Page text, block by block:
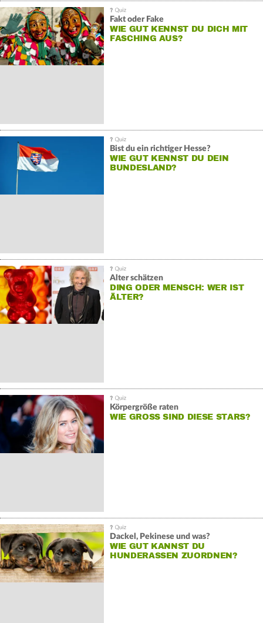
Fakt oder Fake
WIE GUT KENNST DU DICH MIT
FASCHING AUS?
Bist du ein richtiger Hesse?
WIE GUT KENNST DU DEIN
BUNDESLAND?
Alter schätzen
DING ODER MENSCH: WER IST
ÄLTER?
Körpergröße raten
WIE GROSS SIND DIESE STARS?
Dackel, Pekinese und was?
WIE GUT KANNST DU
HUNDERASSEN ZUORDNEN?